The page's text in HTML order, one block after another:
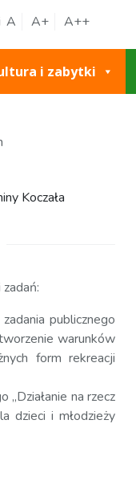
A A+ A++
i zabytki
publicznego
warunków
form rekreacji
„Działanie na rzecz
dzieci i młodzieży